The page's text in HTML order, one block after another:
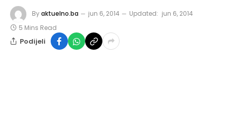
Byaktuelno.ba jun 6, 2014 Updated: jun 6, 2014
5 Mins Read
Podijeli